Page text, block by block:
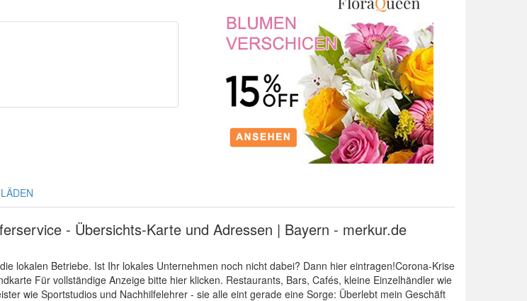
- Übersichts-Karte und Adressen | Bayern - merkur.de
lokalen Betriebe. Ist Ihr lokales Unternehmen noch nicht dabei? Dann hier eintragen!Corona-Krise
Für vollständige Anzeige bitte hier klicken. Restaurants, Bars, Cafés, kleine Einzelhändler wie
wie Sportstudios und Nachhilfelehrer - sie alle eint gerade eine Sorge: Überlebt mein Geschäft